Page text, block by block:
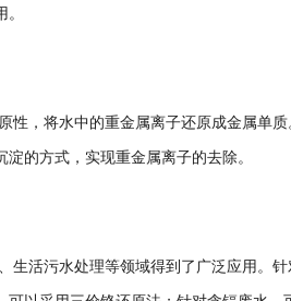
，将水中的重金属离子还原成金属单质
的方式，实现重金属离子的去除。
活污水处理等领域得到了广泛应用。针